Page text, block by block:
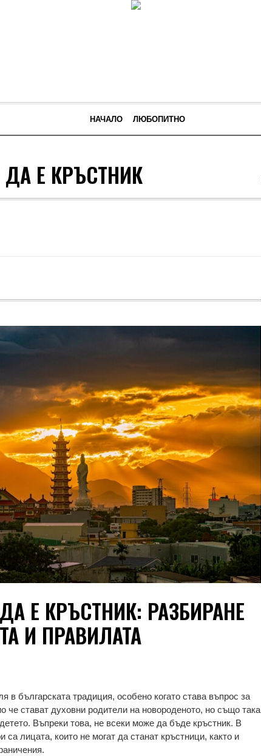
НАЧАЛО ЛЮБОПИТНО
Е КРЪСТНИК
Е КРЪСТНИК: РАЗБИРАНЕ
И ПРАВИЛАТА
в българската традиция, особено когато става въпрос за
че стават духовни родители на новороденото, но също така
Въпреки това, не всеки може да бъде кръстник. В
са лицата, които не могат да станат кръстници, както и